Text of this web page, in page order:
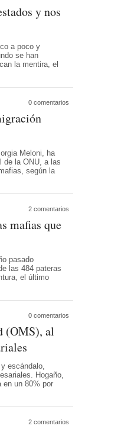
y nos
a poco y
se han
la mentira, el
0 comentarios
Meloni, ha
de la ONU, a las
según la
2 comentarios
mafias que
pasado
las 484 pateras
el último
0 comentarios
(OMS), al
escándalo,
Hogaño,
en un 80% por
2 comentarios